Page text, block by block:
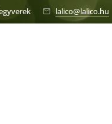
lalico@lalico.hu